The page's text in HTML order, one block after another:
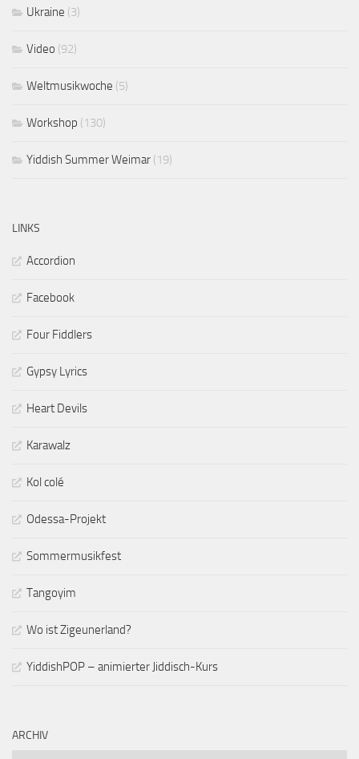
Ukraine (3)
Video (92)
Weltmusikwoche (5)
Workshop (130)
Yiddish Summer Weimar (19)
LINKS
Accordion
Facebook
Four Fiddlers
Gypsy Lyrics
Heart Devils
Karawalz
Kol colé
Odessa-Projekt
Sommermusikfest
Tangoyim
Wo ist Zigeunerland?
YiddishPOP – animierter Jiddisch-Kurs
ARCHIV